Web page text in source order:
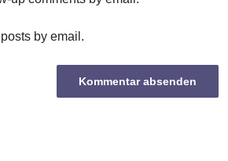
by email.